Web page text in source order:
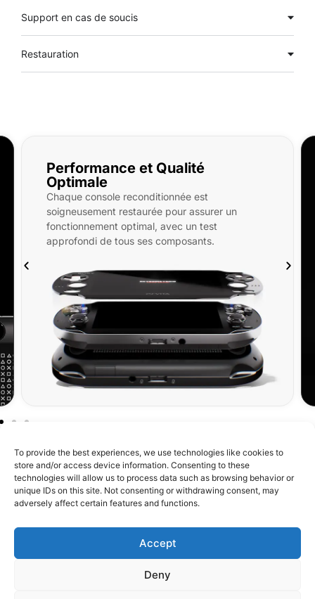
To provide the best experiences, we use technologies like cookies to
store and/or access device information. Consenting to these
technologies will allow us to process data such as browsing behavior or
unique IDs on this site. Not consenting or withdrawing consent, may
adversely affect certain features and functions.
Accept
Deny
Support en cas de soucis
Restauration
Qu'est-ce qui est inclus ?
neuf, SD 32/256/512Go, étui rigide et
En option : pochette microfibre,
d’écran avant et arrière, coque
keytag.
À propos de RetroMetroid
Boutique